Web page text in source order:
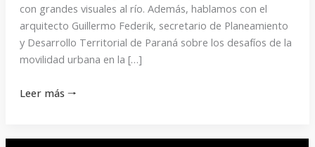
con grandes visuales al río. Además, hablamos con el
arquitecto Guillermo Federik, secretario de Planeamiento
y Desarrollo Territorial de Paraná sobre los desafíos de la
movilidad urbana en la […]
Leer más 🠒